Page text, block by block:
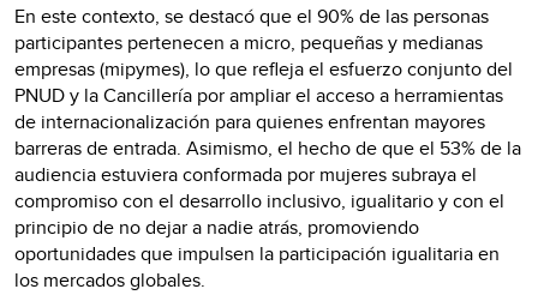
En este contexto, se destacó que el 90% de las personas
participantes pertenecen a micro, pequeñas y medianas
empresas (mipymes), lo que refleja el esfuerzo conjunto del
PNUD y la Cancillería por ampliar el acceso a herramientas
de internacionalización para quienes enfrentan mayores
barreras de entrada. Asimismo, el hecho de que el 53% de la
audiencia estuviera conformada por mujeres subraya el
compromiso con el desarrollo inclusivo, igualitario y con el
principio de no dejar a nadie atrás, promoviendo
oportunidades que impulsen la participación igualitaria en
los mercados globales.